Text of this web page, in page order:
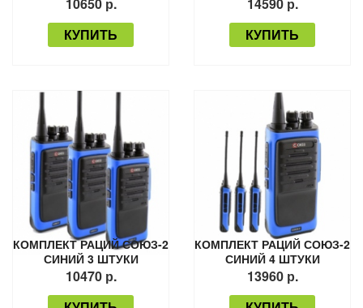
КУПИТЬ
КУПИТЬ
КОМПЛЕКТ РАЦИЙ СОЮЗ-2
СИНИЙ 3 ШТУКИ
10470 р.
КОМПЛЕКТ РАЦИЙ СОЮЗ-2
СИНИЙ 4 ШТУКИ
13960 р.